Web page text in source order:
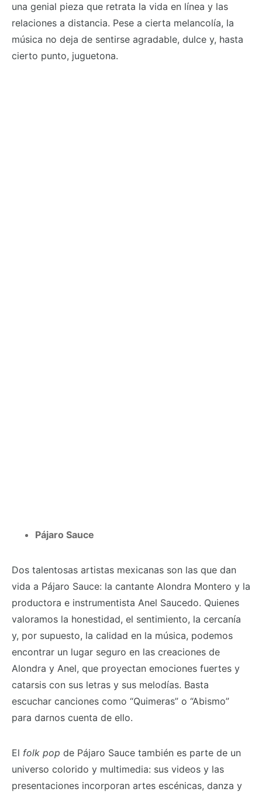
una genial pieza que retrata la vida en línea y las
relaciones a distancia. Pese a cierta melancolía, la
música no deja de sentirse agradable, dulce y, hasta
cierto punto, juguetona.
Pájaro Sauce
Dos talentosas artistas mexicanas son las que dan
vida a Pájaro Sauce: la cantante Alondra Montero y la
productora e instrumentista Anel Saucedo. Quienes
valoramos la honestidad, el sentimiento, la cercanía
y, por supuesto, la calidad en la música, podemos
encontrar un lugar seguro en las creaciones de
Alondra y Anel, que proyectan emociones fuertes y
catarsis con sus letras y sus melodías. Basta
escuchar canciones como “Quimeras” o “Abismo”
para darnos cuenta de ello.
El folk pop de Pájaro Sauce también es parte de un
universo colorido y multimedia: sus videos y las
presentaciones incorporan artes escénicas, danza y